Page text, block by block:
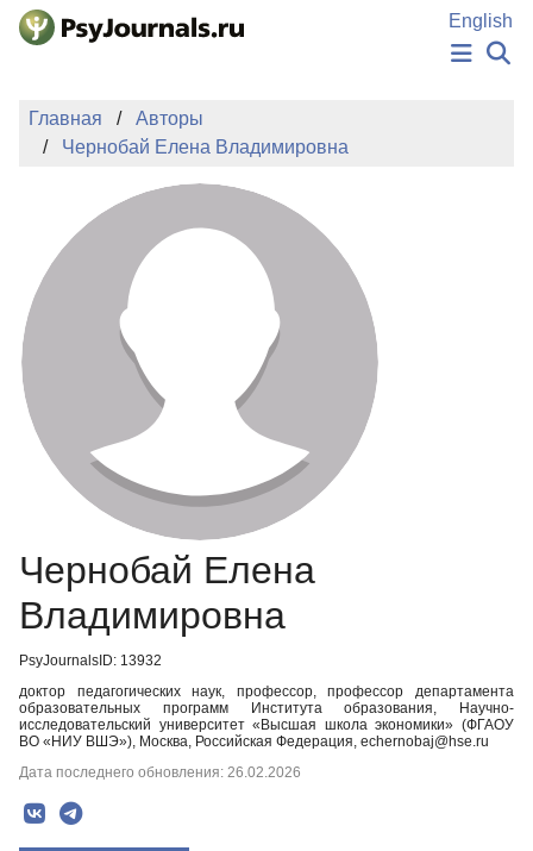
Перейти к основному содержанию
English
ИЗДАНИЯ
АВТОРЫ
ПОДАТЬ РУКОПИСЬ
БАЗА ЗНАНИЙ
КЛЮЧЕВЫЕ СЛОВА
Регистрация
Главная
Авторы
Чернобай Елена Владимировна
Чернобай Елена
Владимировна
PsyJournalsID: 13932
доктор педагогических наук, профессор, профессор департамента
образовательных программ Института образования, Научно-
исследовательский университет «Высшая школа экономики» (ФГАОУ
ВО «НИУ ВШЭ»), Москва, Российская Федерация, echernobaj@hse.ru
Дата последнего обновления: 26.02.2026